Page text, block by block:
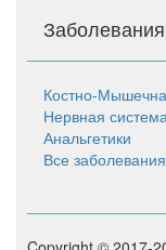
Заболевания
Костно-
Нервная система
Анальгетики
Все заболевания